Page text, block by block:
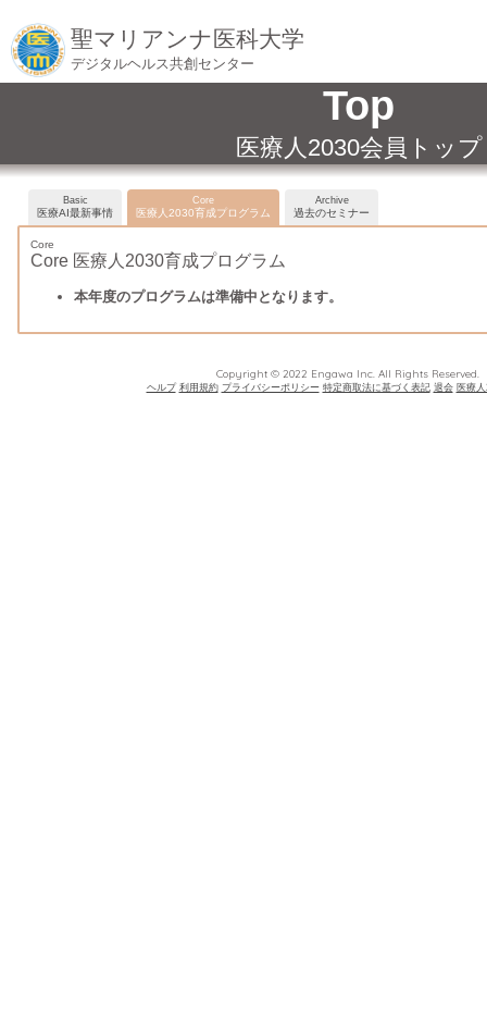
聖マリアンナ医科大学
デジタルヘルス共創センター
Top
医療人2030会員トップ
Basic
医療AI最新事情
Core
医療人2030育成プログラム
Archive
過去のセミナー
Core
Core 医療人2030育成プログラム
本年度のプログラムは準備中となります。
Copyright © 2022 Engawa Inc. All Rights Reserved.
ヘルプ 利用規約 プライバシーポリシー 特定商取法に基づく表記 退会 医療